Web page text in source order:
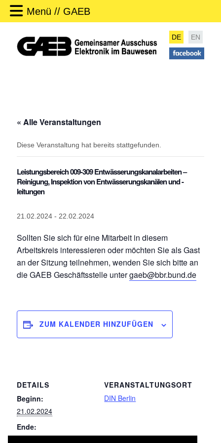
Menü // GAEB
DE EN
« Alle Veranstaltungen
Diese Veranstaltung hat bereits stattgefunden.
Leistungsbereich 009-309 Entwässerungskanalarbeiten –
Reinigung, Inspektion von Entwässerungskanälen und -
leitungen
21.02.2024- 22.02.2024
Sollten Sie sich für eine Mitarbeit in diesem
Arbeitskreis interessieren oder möchten Sie als Gast
an der Sitzung teilnehmen, wenden Sie sich bitte an
die GAEB Geschäftsstelle untergaeb@bbr.bund.de
ZUM KALENDER HINZUFÜGEN
DETAILS
Beginn:
21.02.2024
Ende:
VERANSTALTUNGSORT
DIN Berlin